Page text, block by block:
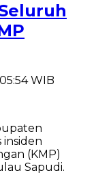
WIB
(KMP)
Sapudi.